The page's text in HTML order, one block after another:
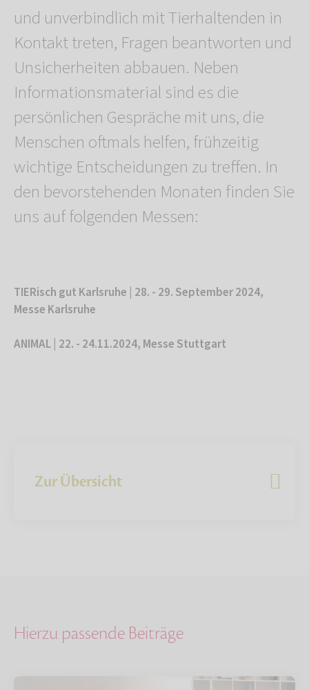
und unverbindlich mit Tierhaltenden in
Kontakt treten, Fragen beantworten und
Unsicherheiten abbauen. Neben
Informationsmaterial sind es die
persönlichen Gespräche mit uns, die
Menschen oftmals helfen, frühzeitig
wichtige Entscheidungen zu treffen. In
den bevorstehenden Monaten finden Sie
uns auf folgenden Messen:
TIERisch gut Karlsruhe | 28. - 29. September 2024,
Messe Karlsruhe
ANIMAL | 22. - 24.11.2024, Messe Stuttgart
Zur Übersicht
Hierzu passende Beiträge